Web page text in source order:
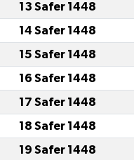
13 Safer 1448
14 Safer 1448
15 Safer 1448
16 Safer 1448
17 Safer 1448
18 Safer 1448
19 Safer 1448